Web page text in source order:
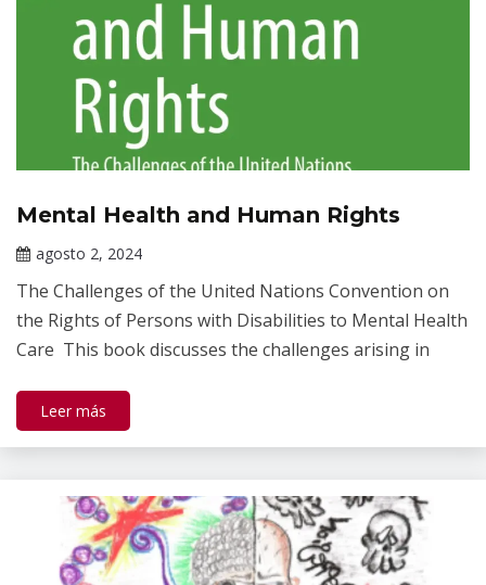
Publicaciones
Mental Health and Human Rights
agosto 2, 2024
Gallardo
The Challenges of the United Nations Convention on
the Rights of Persons with Disabilities to Mental Health
Care This book discusses the challenges arising in
Leer más